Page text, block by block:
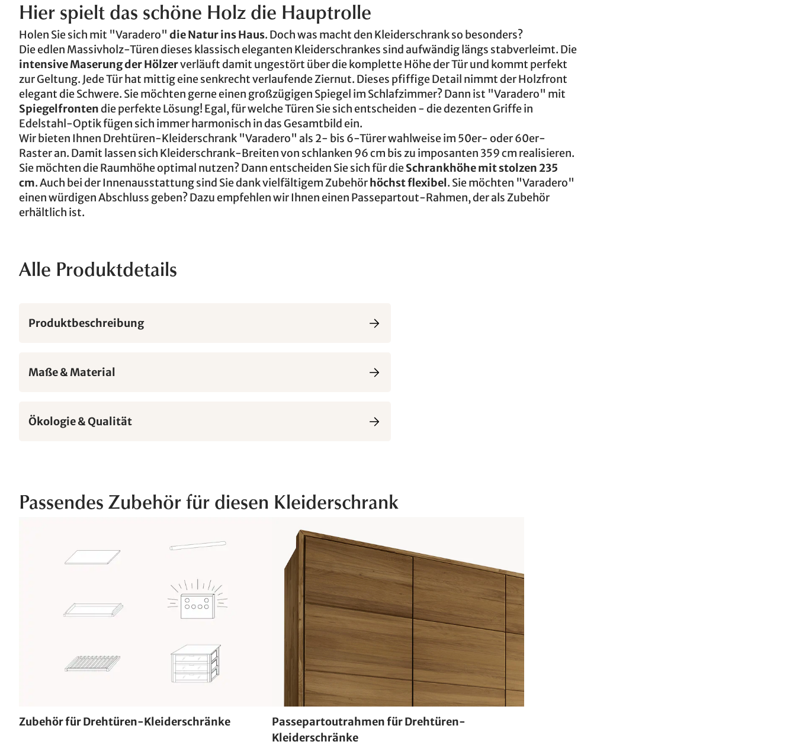
Hier spielt das schöne Holz die Hauptrolle
Holen Sie sich mit "Varadero" die Natur ins Haus. Doch was macht den Kleiderschrank so besonders?
Die edlen Massivholz-Türen dieses klassisch eleganten Kleiderschrankes sind aufwändig längs stabverleimt. Die
intensive Maserung der Hölzerverläuft damit ungestört über die komplette Höhe der Tür und kommt perfekt
zur Geltung. Jede Tür hat mittig eine senkrecht verlaufende Ziernut. Dieses pfiffige Detail nimmt der Holzfront
elegant die Schwere. Sie möchten gerne einen großzügigen Spiegel im Schlafzimmer? Dann ist "Varadero" mit
Spiegelfrontendie perfekte Lösung! Egal, für welche Türen Sie sich entscheiden - die dezenten Griffe in
Edelstahl-Optik fügen sich immer harmonisch in das Gesamtbild ein.
Wir bieten Ihnen Drehtüren-Kleiderschrank "Varadero" als 2- bis 6-Türer wahlweise im 50er- oder 60er-
Raster an. Damit lassen sich Kleiderschrank-Breiten von schlanken 96 cm bis zu imposanten 359 cm realisieren.
Sie möchten die Raumhöhe optimal nutzen? Dann entscheiden Sie sich für dieSchrankhöhe mit stolzen 235
cm. Auch bei der Innenausstattung sind Sie dank vielfältigem Zubehörhöchst flexibel. Sie möchten "Varadero"
einen würdigen Abschluss geben? Dazu empfehlen wir Ihnen einen Passepartout-Rahmen, der als Zubehör
erhältlich ist.
Alle Produktdetails
Produktbeschreibung
Maße & Material
Ökologie & Qualität
Passendes Zubehör für diesen Kleiderschrank
Zubehör für Drehtüren-Kleiderschränke
Passepartoutrahmen für Drehtüren-
Kleiderschränke